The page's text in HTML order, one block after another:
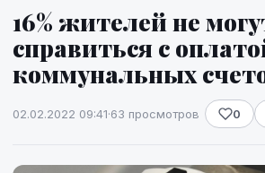
Прогноз погоды
16% жителей не
справиться с
коммунальных
02.02.2022 09:41·63 просмотров 0